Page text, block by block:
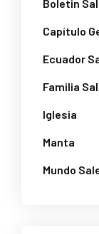
Boletin
Capítulo
Ecuador
Familia
Iglesia
Manta
Mundo